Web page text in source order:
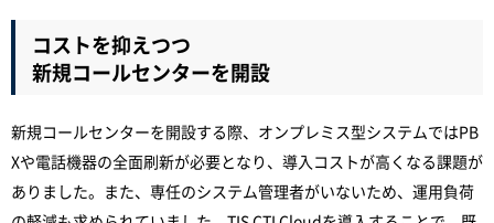
コストを抑えつつ
新規コールセンターを開設
新規コールセンターを開設する際、オンプレミス型システムではPB
Xや電話機器の全面刷新が必要となり、導入コストが高くなる課題が
ありました。また、専任のシステム管理者がいないため、運用負荷